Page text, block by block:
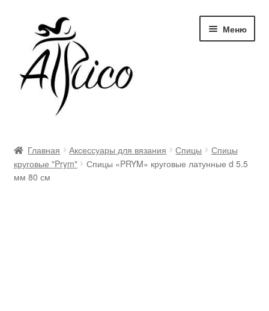
Перейти
навигации
Перейти
содержимому
Меню
Правила и условия
Главная Аксессуары для вязания Спицы
Спицы
круговые "Prym"
Спицы «PRYM» круговые латунные d 5.5
мм 80 см